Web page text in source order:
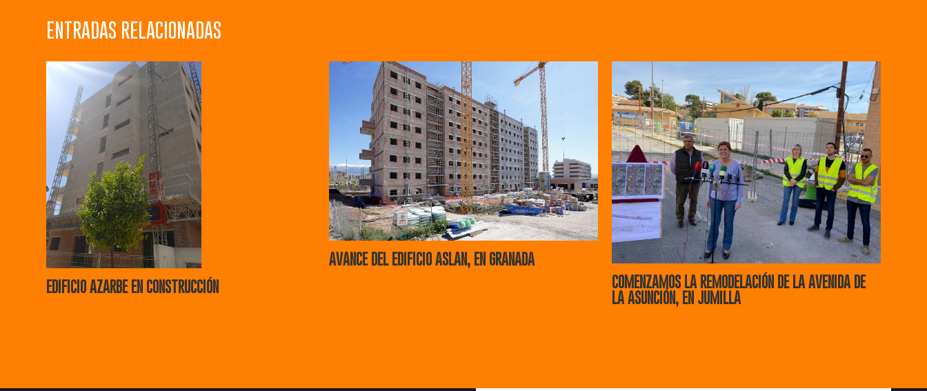
ENTRADAS RELACIONADAS
EDIFICIO AZARBE EN CONSTRUCCIÓN
AVANCE DEL EDIFICIO ASLAN, EN GRANADA
COMENZAMOS LA REMODELACIÓN DE LA AVENIDA DE
LA ASUNCIÓN, EN JUMILLA